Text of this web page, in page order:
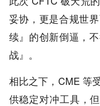
妥协，更是合规世
续』的创新倒逼，
战』。
相比之下，CME 等
供稳定对冲工具，